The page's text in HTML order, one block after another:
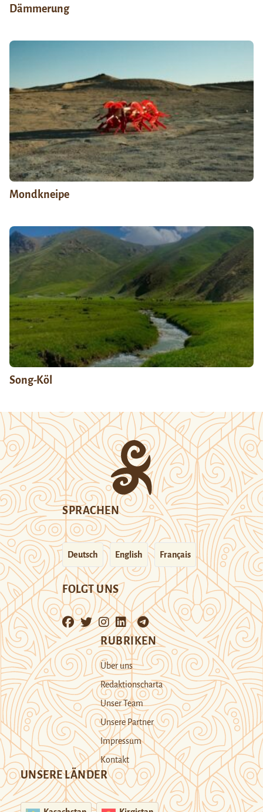
Dämmerung
Mondkneipe
Song-Köl
SPRACHEN
Deutsch English Français
FOLGT UNS
RUBRIKEN
Über uns
Redaktionscharta
Unser Team
Unsere Partner
Impressum
Kontakt
UNSERE LÄNDER